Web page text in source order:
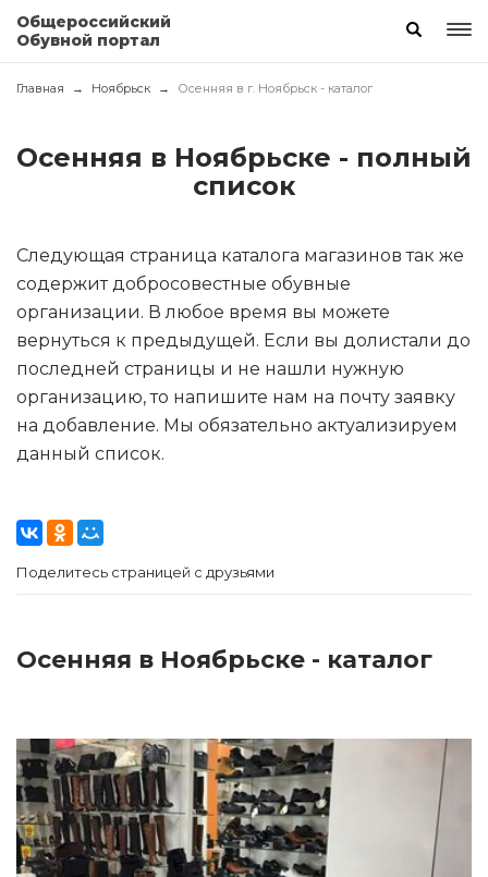
Общероссийский
Обувной портал
Главная Ноябрьск Осенняя в г. Ноябрьск - каталог
Осенняя в Ноябрьске - полный
список
Следующая страница каталога магазинов так же
содержит добросовестные обувные
организации. В любое время вы можете
вернуться к предыдущей. Если вы долистали до
последней страницы и не нашли нужную
организацию, то напишите нам на почту заявку
на добавление. Мы обязательно актуализируем
данный список.
Поделитесь страницей с друзьями
Осенняя в Ноябрьске - каталог